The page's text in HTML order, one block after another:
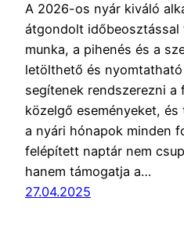
A 2026-os nyár kiváló
átgondolt időbeosztással
munka, a pihenés és a
letölthető és
segítenek rendszerezni a
közelgő eseményeket,
a nyári hónapok minden
felépített naptár nem
hanem támogatja a…
27.04.2025